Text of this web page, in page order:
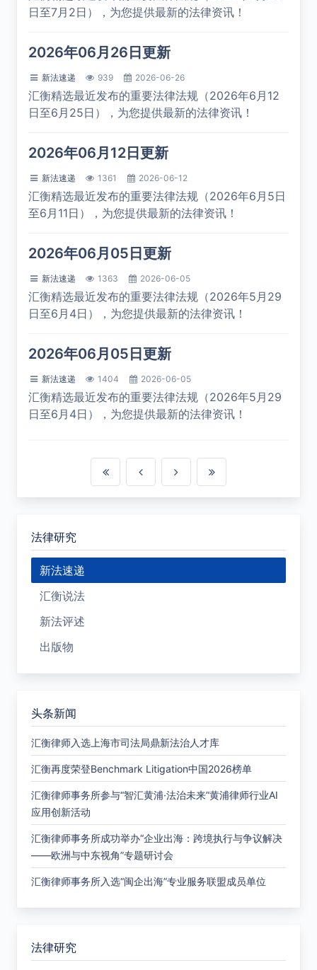
日至7月2日），为您提供最新的法律资讯！
2026年06月26日更新
新法速递 939 2026-06-26
汇衡精选最近发布的重要法律法规（2026年6月12
日至6月25日），为您提供最新的法律资讯！
2026年06月12日更新
新法速递 1361 2026-06-12
汇衡精选最近发布的重要法律法规（2026年6月5日
至6月11日），为您提供最新的法律资讯！
2026年06月05日更新
新法速递 1363 2026-06-05
汇衡精选最近发布的重要法律法规（2026年5月29
日至6月4日），为您提供最新的法律资讯！
2026年06月05日更新
新法速递 1404 2026-06-05
汇衡精选最近发布的重要法律法规（2026年5月29
日至6月4日），为您提供最新的法律资讯！
法律研究
新法速递
汇衡说法
新法评述
出版物
头条新闻
汇衡律师入选上海市司法局鼎新法治人才库
汇衡再度荣登Benchmark Litigation中国2026榜单
汇衡律师事务所参与“智汇黄浦·法治未来”黄浦律师行业AI
应用创新活动
汇衡律师事务所成功举办“企业出海：跨境执行与争议解决
——欧洲与中东视角”专题研讨会
汇衡律师事务所入选“闽企出海”专业服务联盟成员单位
法律研究